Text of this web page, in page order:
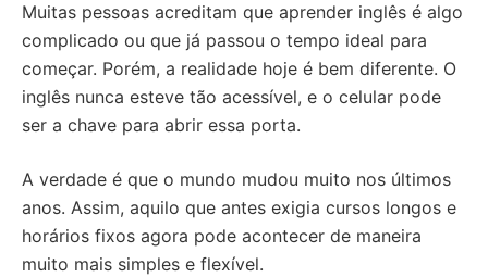
Muitas pessoas acreditam que aprender inglês é algo
complicado ou que já passou o tempo ideal para
começar. Porém, a realidade hoje é bem diferente. O
inglês nunca esteve tão acessível, e o celular pode
ser a chave para abrir essa porta.
A verdade é que o mundo mudou muito nos últimos
anos. Assim, aquilo que antes exigia cursos longos e
horários fixos agora pode acontecer de maneira
muito mais simples e flexível.